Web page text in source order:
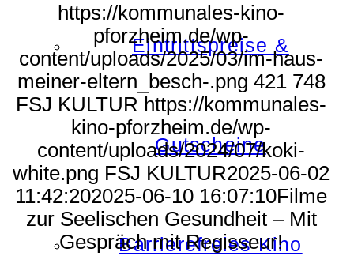
Eintrittspreise &
Gutscheine
Barrierefreies Kino
https://kommunales-kino-
pforzheim.de/wp-
content/uploads/2025/03/im-haus-
meiner-eltern_besch-.png 421 748
FSJ KULTUR https://kommunales-
kino-pforzheim.de/wp-
content/uploads/2024/07/koki-
white.png FSJ KULTUR2025-06-02
11:42:202025-06-10 16:07:10Filme
zur Seelischen Gesundheit – Mit
Gespräch mit Regisseur!